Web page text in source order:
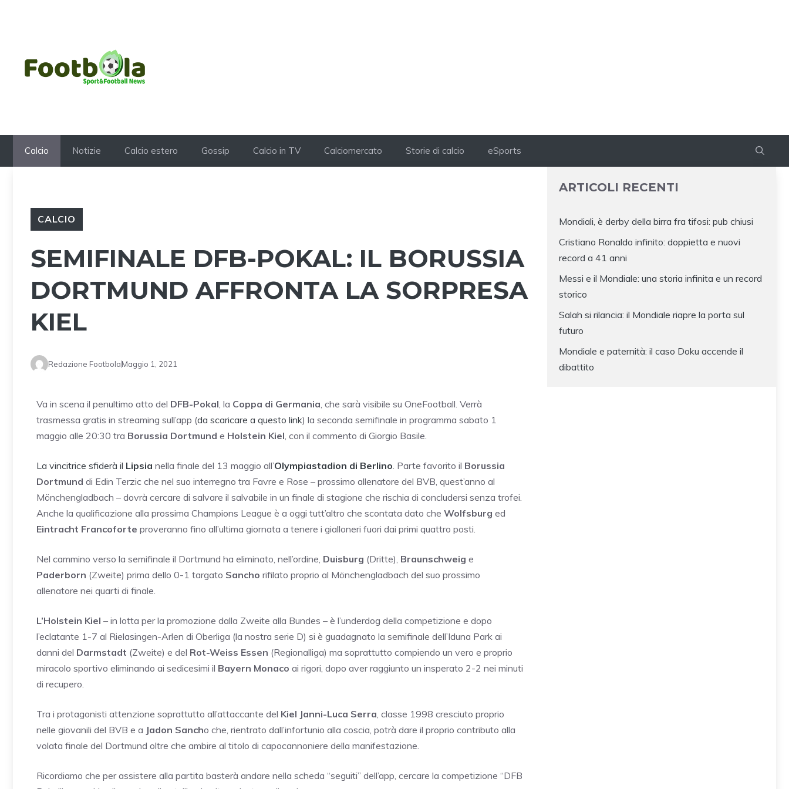
Calcio Notizie Calcio estero Gossip Calcio in TV Calciomercato Storie di calcio eSports
CALCIO
SEMIFINALE DFB-POKAL: IL BORUSSIA
DORTMUND AFFRONTA LA SORPRESA
KIEL
Redazione FootbolaMaggio 1, 2021
Va in scena il penultimo atto del DFB-Pokal, la Coppa di Germania, che sarà visibile su OneFootball. Verrà
trasmessa gratis in streaming sull’app (da scaricare a questo link) la seconda semifinale in programma sabato 1
maggio alle 20:30 tra Borussia Dortmund e Holstein Kiel, con il commento di Giorgio Basile.
La vincitrice sfiderà il Lipsia nella finale del 13 maggio all’Olympiastadion di Berlino. Parte favorito il Borussia
Dortmund di Edin Terzic che nel suo interregno tra Favre e Rose – prossimo allenatore del BVB, quest’anno al
Mönchengladbach – dovrà cercare di salvare il salvabile in un finale di stagione che rischia di concludersi senza trofei.
Anche la qualificazione alla prossima Champions League è a oggi tutt’altro che scontata dato che Wolfsburg ed
Eintracht Francoforte proveranno fino all’ultima giornata a tenere i gialloneri fuori dai primi quattro posti.
Nel cammino verso la semifinale il Dortmund ha eliminato, nell’ordine, Duisburg (Dritte), Braunschweig e
Paderborn (Zweite) prima dello 0-1 targato Sancho rifilato proprio al Mönchengladbach del suo prossimo
allenatore nei quarti di finale.
L’Holstein Kiel – in lotta per la promozione dalla Zweite alla Bundes – è l’underdog della competizione e dopo
l’eclatante 1-7 al Rielasingen-Arlen di Oberliga (la nostra serie D) si è guadagnato la semifinale dell’Iduna Park ai
danni del Darmstadt (Zweite) e del Rot-Weiss Essen (Regionalliga) ma soprattutto compiendo un vero e proprio
miracolo sportivo eliminando ai sedicesimi il Bayern Monaco ai rigori, dopo aver raggiunto un insperato 2-2 nei minuti
di recupero.
Tra i protagonisti attenzione soprattutto all’attaccante del Kiel Janni-Luca Serra, classe 1998 cresciuto proprio
nelle giovanili del BVB e a Jadon Sancho che, rientrato dall’infortunio alla coscia, potrà dare il proprio contributo alla
volata finale del Dortmund oltre che ambire al titolo di capocannoniere della manifestazione.
Ricordiamo che per assistere alla partita basterà andare nella scheda “seguiti” dell’app, cercare la competizione “DFB
ARTICOLI RECENTI
Mondiali, è derby della birra fra tifosi: pub chiusi
Cristiano Ronaldo infinito: doppietta e nuovi
record a 41 anni
Messi e il Mondiale: una storia infinita e un record
storico
Salah si rilancia: il Mondiale riapre la porta sul
futuro
Mondiale e paternità: il caso Doku accende il
dibattito